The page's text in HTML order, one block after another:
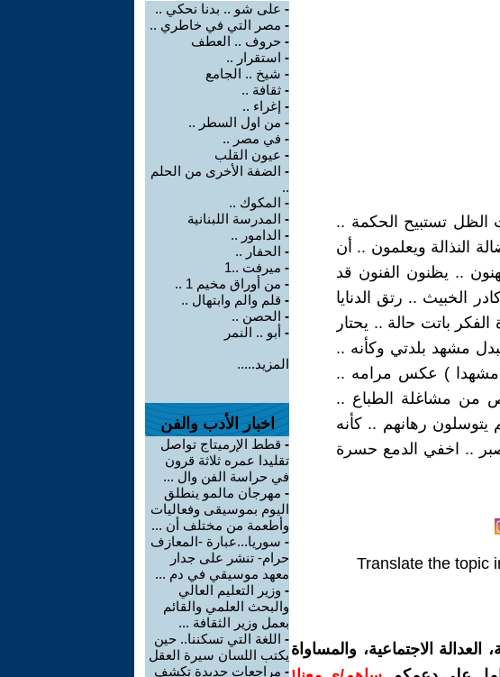
تستبيح الحكمة ..
النذالة ويعلمون .. أن
.. يظنون الفنون قد
الخبيث .. رتق الدنايا
باتت حالة .. يحتار
مشهد بلدتي وكأنه ..
) عكس مرامه ..
من مشاغلة الطباع ..
رهانهم .. كأنه
.. اخفي الدمع حسرة
Translate the topic
الاجتماعية، والمساواة
- على شو .. بدنا نحكي ..
- مصر التي في خاطري ..
- حروف .. العطف
- استقرار ..
- شيخ .. الجامع
- ثقافة ..
- إغراء ..
- من اول السطر ..
- في مصر ..
- عيون القلب
- الضفة الأخرى من الحلم
..
- المكوك ..
- المدرسة اللبنانية
- الدامور ..
- الحفار ..
- ميرفت ..1
- من أوراق مخيم 1 ..
- قلم والم وابتهال ..
- الحصن ..
- أبو .. النمر
المزيد.....
اخبار الأدب والفن
- قطط الإرميتاج تواصل
تقليدا عمره ثلاثة قرون
في حراسة الفن وال ...
- مهرجان مالمو ينطلق
اليوم بموسيقى وفعاليات
وأطعمة من مختلف أن ...
- سوريا...عبارة -المعازف
حرام- تنشر على جدار
معهد موسيقي في دم ...
- وزير التعليم العالي
والبحث العلمي والقائم
بعمل وزير الثقافة ...
- اللغة التي تسكننا.. حين
يكتب اللسان سيرة العقل
- مراجعات جديدة تكشف